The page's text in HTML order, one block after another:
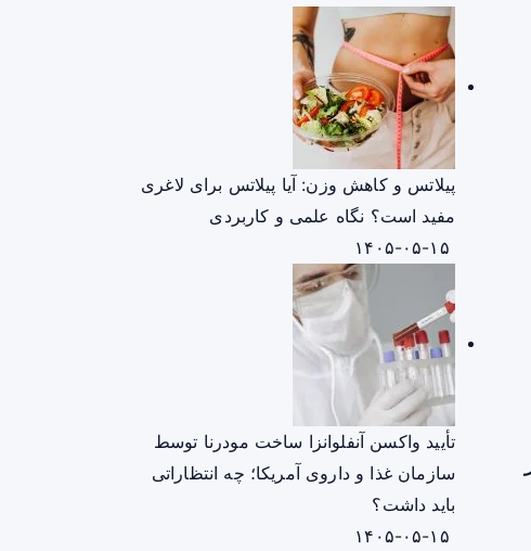
پیلاتس و کاهش وزن: آیا پیلاتس برای لاغری
مفید است؟ نگاه علمی و کاربردی
تأیید واکسن آنفلوانزا ساخت مودرنا توسط
سازمان غذا و داروی آمریکا؛ چه انتظاراتی
باید داشت؟